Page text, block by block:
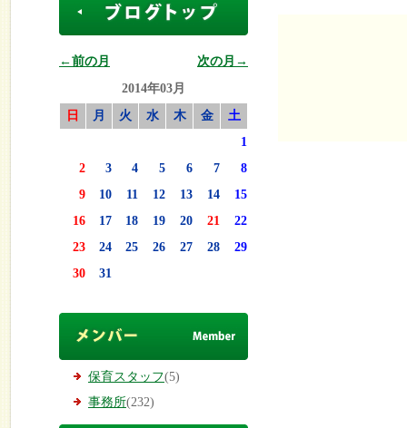
←前の月
次の月→
2014年03月
日
月 火 水 木 金
土
1
2
3 4 5 6 7
8
9
10 11 12 13 14
15
16
17 18 19 20 21
22
23
24 25 26 27 28
29
30
31
保育スタッフ(5)
事務所(232)